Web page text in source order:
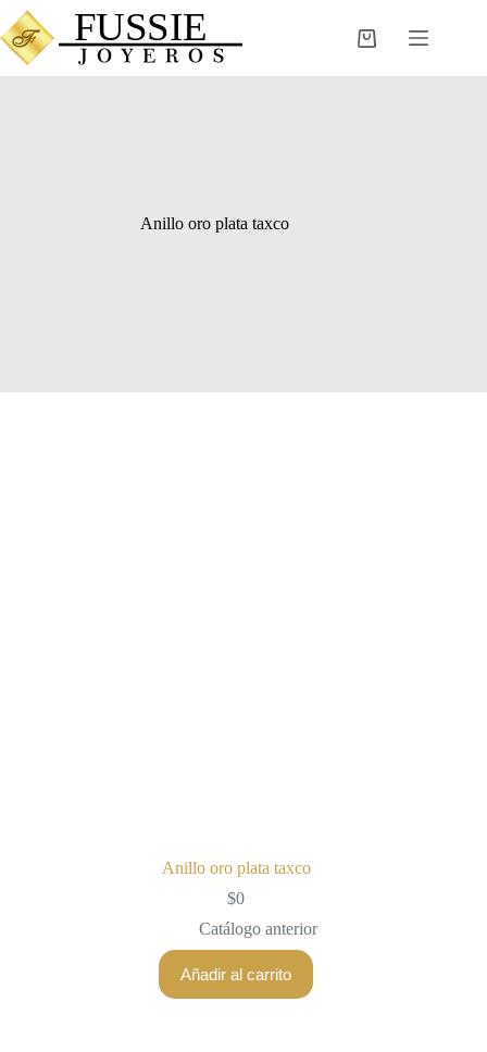
Saltar
al
contenido
Carro
Anillo oro plata taxco
Anillo oro plata taxco
$0
Catálogo anterior
Añadir al carrito